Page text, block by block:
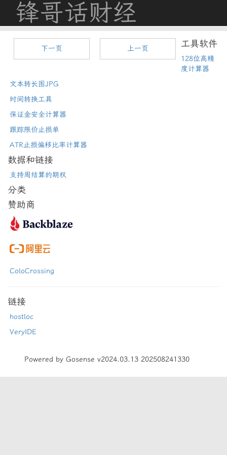
锋哥话财经
下一页 上一页 工具软件
128位高精
度计算器
文本转长图JPG
时间转换工具
保证金安全计算器
跟踪限价止损单
ATR止损偏移比率计算器
数据和链接
支持周结算的期权
分类
赞助商
ColoCrossing
链接
hostloc
VeryIDE
Powered by Gosense v2024.03.13 202508241330